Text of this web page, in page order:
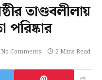
তাণ্ডবলীলায়
No Comments 2 Mins Read